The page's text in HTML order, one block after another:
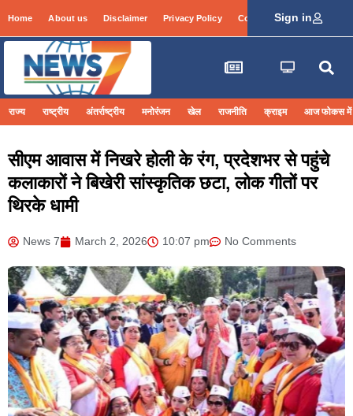
Home About us Disclaimer Privacy Policy Contact Info Login
Sign in
राज्य राष्ट्रीय अंतर्राष्ट्रीय मनोरंजन खेल राजनीति क्राइम आज फोकस में
सीएम आवास में निखरे होली के रंग, प्रदेशभर से पहुंचे
कलाकारों ने बिखेरी सांस्कृतिक छटा, लोक गीतों पर
थिरके धामी
News 7 March 2, 2026 10:07 pm No Comments